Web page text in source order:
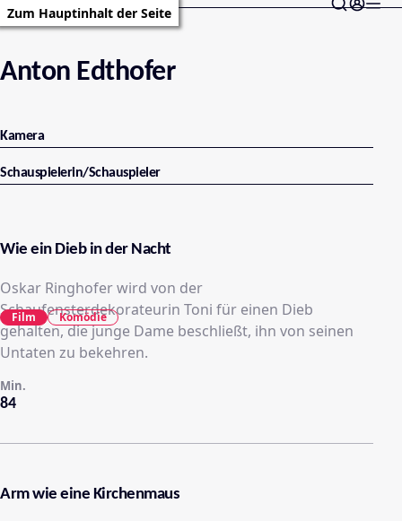
Zum Hauptinhalt der Seite
Anton Edthofer
Kamera
Schauspielerin/Schauspieler
Wie ein Dieb in der Nacht
Oskar Ringhofer wird von der
Schaufensterdekorateurin Toni für einen Dieb
gehalten, die junge Dame beschließt, ihn von seinen
Untaten zu bekehren.
84
Min.
Film Komödie
Arm wie eine Kirchenmaus